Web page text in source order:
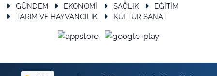
GÜNDEM
EKONOMİ SAĞLIK
EĞİTİM
TARIM VE HAYVANCILIK
KÜLTÜR SANAT